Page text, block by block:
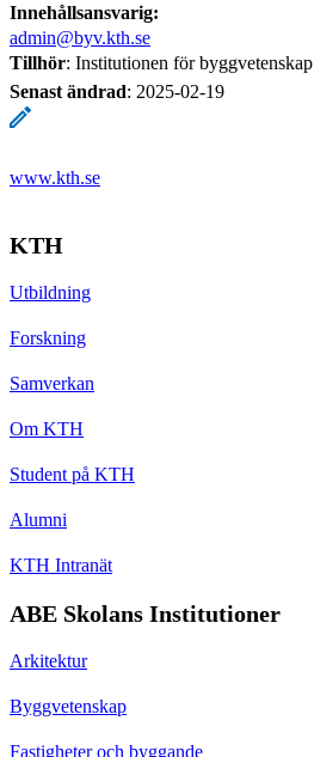
Innehållsansvarig:
admin@byv.kth.se
Tillhör: Institutionen för byggvetenskap
Senast ändrad: 2025-02-19
www.kth.se
KTH
Utbildning
Forskning
Samverkan
Om KTH
Student på KTH
Alumni
KTH Intranät
ABE Skolans Institutioner
Arkitektur
Byggvetenskap
Fastigheter och byggande